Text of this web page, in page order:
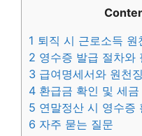
1 퇴직 시 근로소득 원
2 영수증 발급 절차와
3 급여명세서와 원천
4 환급금 확인 및 세
5 연말정산 시 영수증
6 자주 묻는 질문